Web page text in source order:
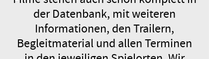
der Datenbank, mit weiteren
Informationen, den Trailern,
Begleitmaterial und allen Terminen